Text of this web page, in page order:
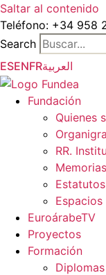
Saltar al contenido
Teléfono: +34 958
Search
ESENFRالعربية
Fundación
Quienes
RR.
Estatutos
EuroárabeTV
Proyectos
Formación